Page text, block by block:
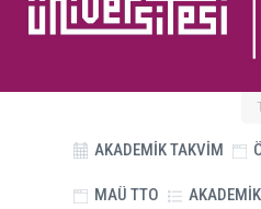
AKADEMİK TAKVİM
MAÜ TTO